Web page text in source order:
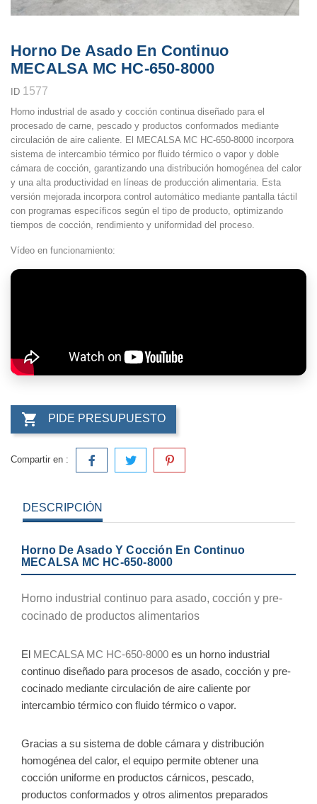
Horno De Asado En Continuo
MECALSA MC HC-650-8000
ID 1577
Horno industrial de asado y cocción continua diseñado para el
procesado de carne, pescado y productos conformados mediante
circulación de aire caliente. El
MECALSA MC HC-650-8000 incorpora
sistema de intercambio térmico por fluido térmico o vapor y doble
cámara de cocción, garantizando una distribución homogénea del calor
y una alta productividad en líneas de producción alimentaria. Esta
versión mejorada incorpora control automático mediante pantalla táctil
con programas específicos según el tipo de producto, optimizando
tiempos de cocción, rendimiento y uniformidad del proceso.
Vídeo en funcionamiento:
 PIDE PRESUPUESTO
Compartir en :
DESCRIPCIÓN
Horno De Asado Y Cocción En Continuo
MECALSA MC HC-650-8000
Horno industrial continuo para asado, cocción y pre-
cocinado de productos alimentarios
El MECALSA MC HC-650-8000 es un horno industrial
continuo diseñado para procesos de asado, cocción y pre-
cocinado mediante circulación de aire caliente por
intercambio térmico con fluido térmico o vapor.
Gracias a su sistema de doble cámara y distribución
homogénea del calor, el equipo permite obtener una
cocción uniforme en productos cárnicos, pescado,
productos conformados y otros alimentos preparados